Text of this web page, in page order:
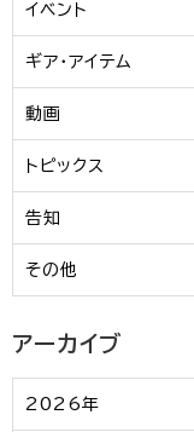
イベント
ギア・アイテム
動画
トピックス
告知
その他
アーカイブ
2026年